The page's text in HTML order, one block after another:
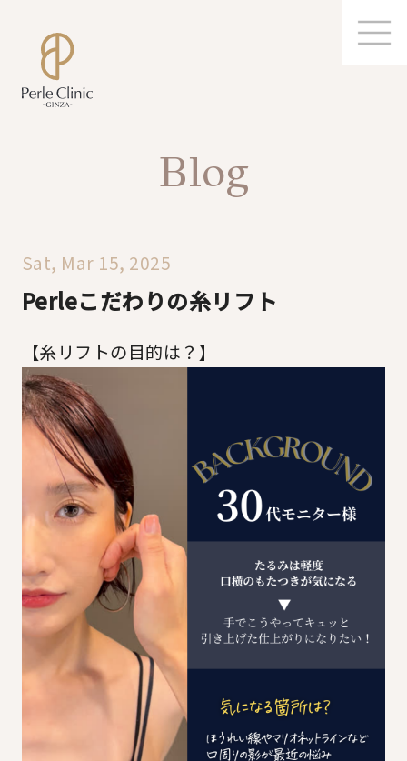
Blog
Sat, Mar 15, 2025
Perleこだわりの糸リフト
【糸リフトの目的は？】